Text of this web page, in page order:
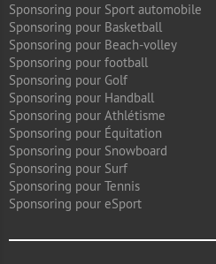
Sponsoring pour Sport automobile
Sponsoring pour Basketball
Sponsoring pour Beach-volley
Sponsoring pour football
Sponsoring pour Golf
Sponsoring pour Handball
Sponsoring pour Athlétisme
Sponsoring pour Équitation
Sponsoring pour Snowboard
Sponsoring pour Surf
Sponsoring pour Tennis
Sponsoring pour eSport